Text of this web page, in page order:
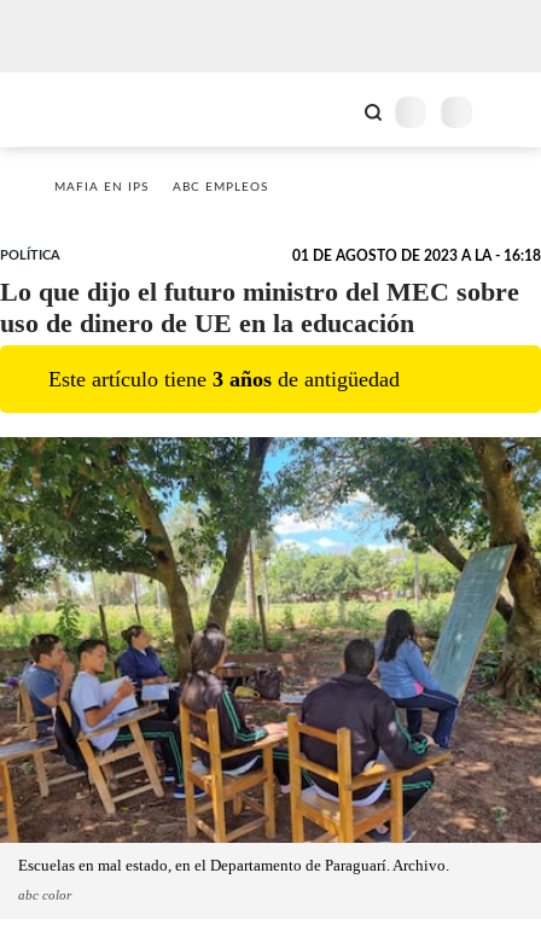
MAFIA EN IPS ABC EMPLEOS
POLÍTICA 01 DE AGOSTO DE 2023 A LA - 16:18
Lo que dijo el futuro ministro del MEC sobre
uso de dinero de UE en la educación
Este artículo tiene 3 años de antigüedad
Escuelas en mal estado, en el Departamento de Paraguarí. Archivo.
abc color